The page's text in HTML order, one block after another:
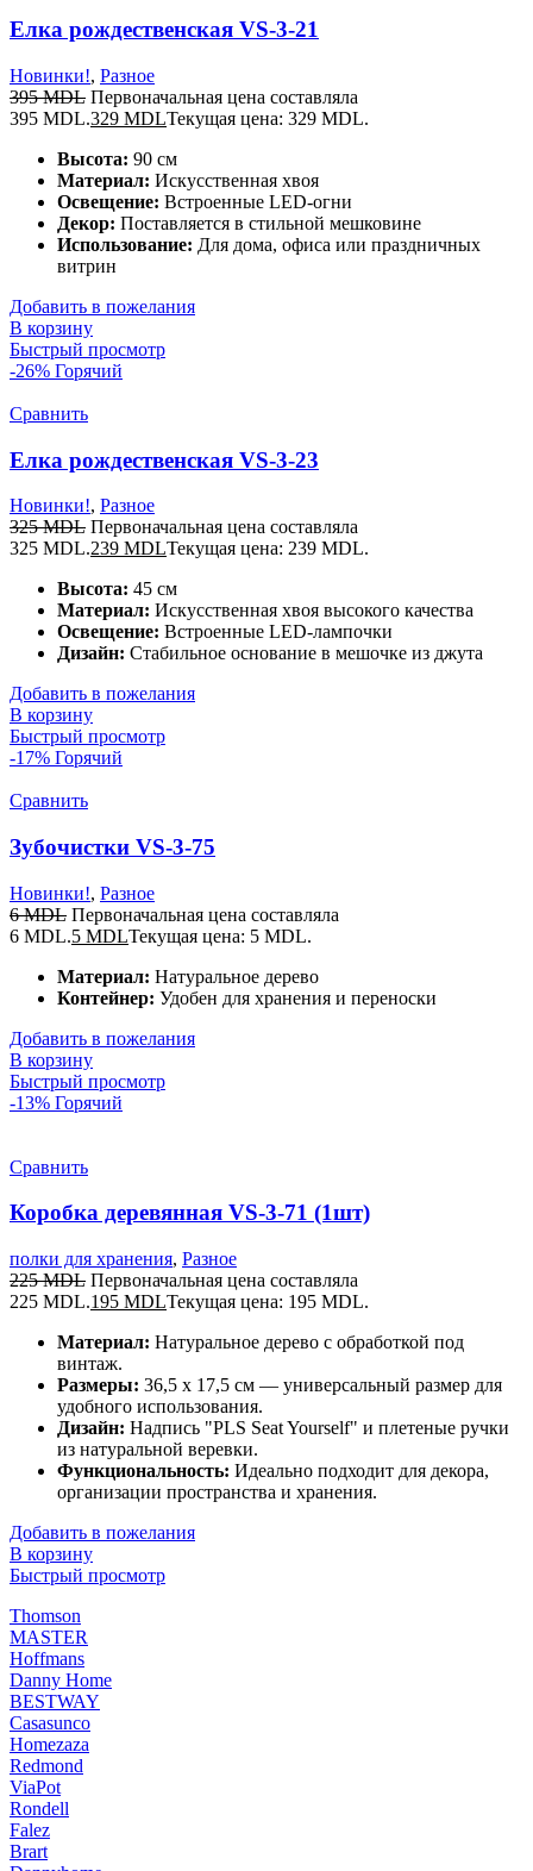
Елка рождественская VS-3-21
Новинки!, Разное
395MDL Первоначальная цена составляла
395 MDL.329 MDLТекущая цена: 329 MDL.
Высота: 90 см
Материал: Искусственная хвоя
Освещение: Встроенные LED-огни
Декор: Поставляется в стильной мешковине
Использование: Для дома, офиса или праздничных
витрин
Добавить в пожелания
В корзину
Быстрый просмотр
-26% Горячий
Сравнить
Елка рождественская VS-3-23
Новинки!, Разное
325MDL Первоначальная цена составляла
325 MDL.239 MDLТекущая цена: 239 MDL.
Высота: 45 см
Материал: Искусственная хвоя высокого качества
Освещение: Встроенные LED-лампочки
Дизайн: Стабильное основание в мешочке из джута
Добавить в пожелания
В корзину
Быстрый просмотр
-17% Горячий
Сравнить
Зубочистки VS-3-75
Новинки!, Разное
6MDL Первоначальная цена составляла
6 MDL.5 MDLТекущая цена: 5 MDL.
Материал: Натуральное дерево
Контейнер: Удобен для хранения и переноски
Добавить в пожелания
В корзину
Быстрый просмотр
-13% Горячий
Сравнить
Коробка деревянная VS-3-71 (1шт)
полки для хранения, Разное
225MDL Первоначальная цена составляла
225 MDL.195 MDLТекущая цена: 195 MDL.
Материал: Натуральное дерево с обработкой под
винтаж.
Размеры: 36,5 х 17,5 см — универсальный размер для
удобного использования.
Дизайн: Надпись "PLS Seat Yourself" и плетеные ручки
из натуральной веревки.
Функциональность: Идеально подходит для декора,
организации пространства и хранения.
Добавить в пожелания
В корзину
Быстрый просмотр
Thomson
MASTER
Hoffmans
Danny Home
BESTWAY
Casasunco
Homezaza
Redmond
ViaPot
Rondell
Falez
Brart